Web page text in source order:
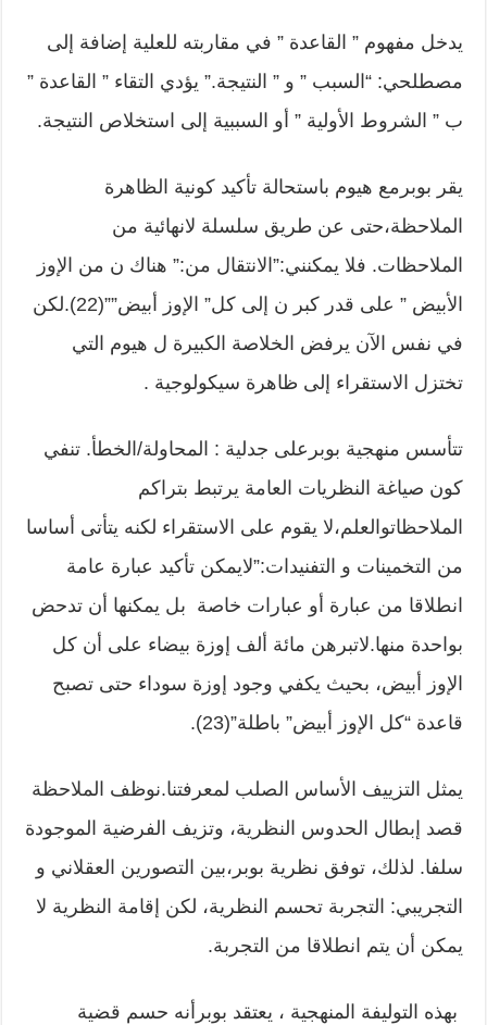
يدخل مفهوم ” القاعدة ” في مقاربته للعلية إضافة إلى
مصطلحي: “السبب ” و ” النتيجة.” يؤدي التقاء ” القاعدة ”
ب ” الشروط الأولية ” أو السببية إلى استخلاص النتيجة.
يقر بوبرمع هيوم باستحالة تأكيد كونية الظاهرة
الملاحظة،حتى عن طريق سلسلة لانهائية من
الملاحظات. فلا يمكنني:”الانتقال من:” هناك ن من الإوز
الأبيض ” على قدر كبر ن إلى كل” الإوز أبيض””(22).لكن
في نفس الآن يرفض الخلاصة الكبيرة ل هيوم التي
تختزل الاستقراء إلى ظاهرة سيكولوجية .
تتأسس منهجية بوبرعلى جدلية : المحاولة/الخطأ. تنفي
كون صياغة النظريات العامة يرتبط بتراكم
الملاحظاتوالعلم،لا يقوم على الاستقراء لكنه يتأتى أساسا
من التخمينات و التفنيدات:”لايمكن تأكيد عبارة عامة
انطلاقا من عبارة أو عبارات خاصة بل يمكنها أن تدحض
بواحدة منها.لاتبرهن مائة ألف إوزة بيضاء على أن كل
الإوز أبيض، بحيث يكفي وجود إوزة سوداء حتى تصبح
قاعدة “كل الإوز أبيض” باطلة”(23).
يمثل التزييف الأساس الصلب لمعرفتنا.نوظف الملاحظة
قصد إبطال الحدوس النظرية، وتزيف الفرضية الموجودة
سلفا. لذلك، توفق نظرية بوبر،بين التصورين العقلاني و
التجريبي: التجربة تحسم النظرية، لكن إقامة النظرية لا
يمكن أن يتم انطلاقا من التجربة.
بهذه التوليفة المنهجية ، يعتقد بوبرأنه حسم قضية